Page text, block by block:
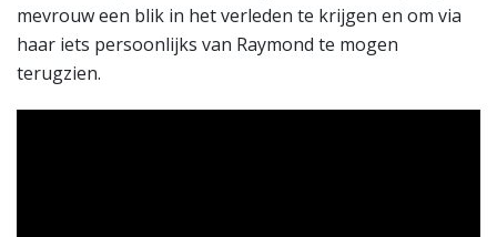
mevrouw een blik in het verleden te krijgen en om via
haar iets persoonlijks van Raymond te mogen
terugzien.